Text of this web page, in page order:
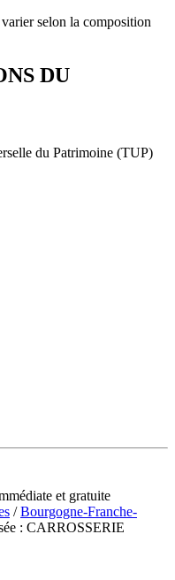
selon la composition
DU
du Patrimoine (TUP)
et gratuite
/Bourgogne-Franche-
: CARROSSERIE